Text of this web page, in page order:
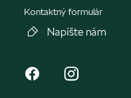
Kontaktný formulár
Napíšte nám